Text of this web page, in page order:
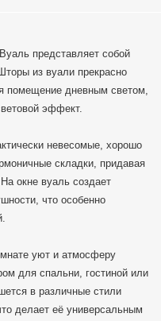
представляет собой
из вуали прекрасно
помещение дневным светом,
эффект.
невесомые, хорошо
складки, придавая
окне вуаль создает
что особенно
уют и атмосферу
для спальни, гостиной или
в различные стили
делает её универсальным